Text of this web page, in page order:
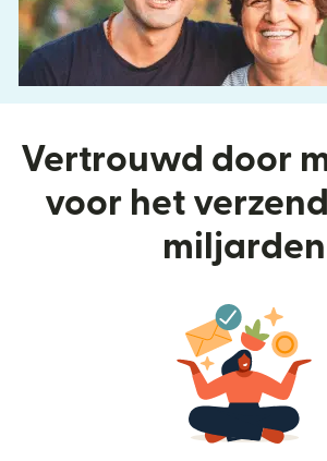
Vertrouwd door
voor het
miljarden